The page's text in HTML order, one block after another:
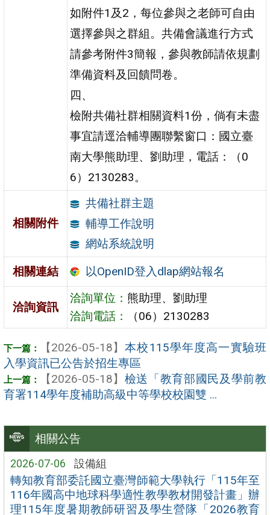
相關公告
2026-07-06 設備組
轉知教育部委託國立臺灣師範大學執行「115年至
116年國高中地球科學適性教學教材開發計畫」辦
理115年度暑期教師研習及學生營隊「2026教育
如附件1及2，每位參與之老師可自由
選擇參與之群組。共備會議進行方式
請參考附件3簡報，參與教師請依規劃
準備資料及回饋問卷。
四、
檢附共備社群相關資料1份，倘有未盡
事宜請逕洽輔導團聯繫窗口：國立臺
南大學熊助理、劉助理，電話：（0
6）2130283。
相關附件
共備社群主題
輔導工作說明
網站系統說明
相關連結
以OpenID登入dlap網站報名
洽詢資訊
洽詢單位： 熊助理、劉助理
洽詢電話：
（06）2130283
【2026-05-18】 本校115學年度高一實驗班
入學資訊已公告於招生專區
【2026-05-18】 檢送「教育部國民及學前教
育署114學年度補助高級中等學校校園雙 ...